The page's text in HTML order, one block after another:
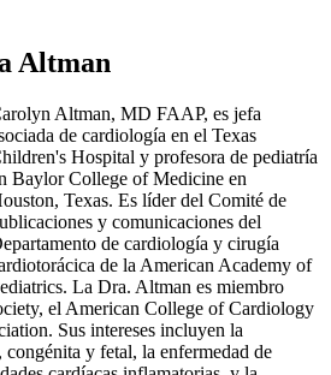
Altman
Altman, MD FAAP, es jefa
de cardiología en el Texas
Hospital y profesora de pediatría
Baylor College of Medicine en
Texas. Es líder del Comité de
y comunicaciones del
de cardiología y cirugía
de la American Academy of
La Dra. Altman es miembro
el American College of Cardiology
Sus intereses incluyen la
y fetal, la enfermedad de